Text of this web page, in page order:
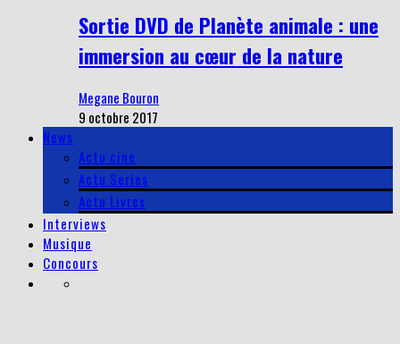
Sortie DVD de Planète animale : une
immersion au cœur de la nature
Megane Bouron
9 octobre 2017
News
Actu cine
Actu Series
Actu Livres
Interviews
Musique
Concours